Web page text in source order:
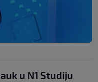
u N1 Studiju